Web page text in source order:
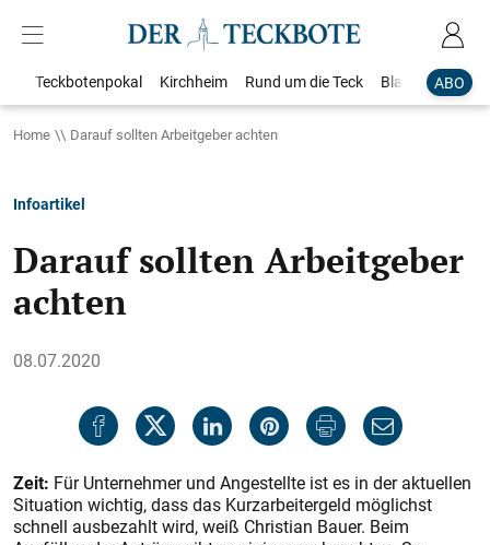
ABO
Teckbotenpokal Kirchheim Rund um die Teck Blaulicht
Home Darauf sollten Arbeitgeber achten
Infoartikel
Darauf sollten Arbeitgeber
achten
08.07.2020
Zeit: Für Unternehmer und Angestellte ist es in der aktuellen
Situation wichtig, dass das Kurzarbeitergeld möglichst
schnell ausbezahlt wird, weiß Christian Bauer. Beim